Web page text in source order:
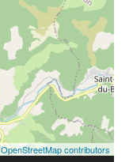
OpenStreetMap contributors